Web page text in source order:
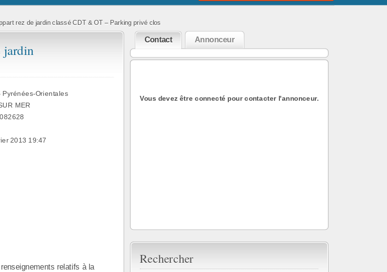
rez de jardin classé CDT & OT – Parking privé clos
Pyrénées-Orientales
MER
2013 19:47
relatifs à la
Contact Annonceur
Vous devez être connecté pour contacter l'annonceur.
Rechercher